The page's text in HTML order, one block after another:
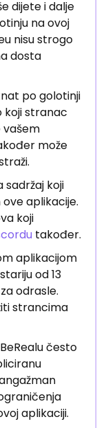
dijete i dalje
na ovoj
nisu strogo
dosta
po golotinji
koji stranac
vašem
može
sadržaj koji
aplikacije.
koji
također.
aplikacijom
od 13
odrasle.
strancima
često
aplikaciji.